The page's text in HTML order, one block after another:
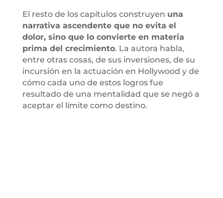
El resto de los capítulos construyen una
narrativa ascendente que no evita el
dolor, sino que lo convierte en materia
prima del crecimiento. La autora habla,
entre otras cosas, de sus inversiones, de su
incursión en la actuación en Hollywood y de
cómo cada uno de estos logros fue
resultado de una mentalidad que se negó a
aceptar el límite como destino.